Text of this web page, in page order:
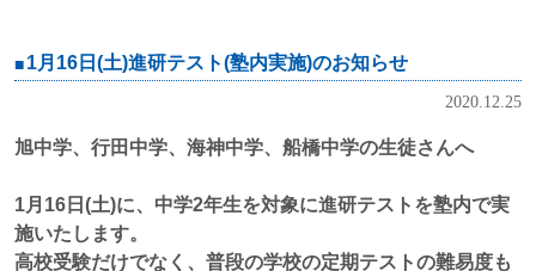
1月16日(土)進研テスト(塾内実施)のお知らせ
2020.12.25
旭中学、行田中学、海神中学、船橋中学の生徒さんへ
1月16日(土)に、中学2年生を対象に進研テストを塾内で実
施いたします。
高校受験だけでなく、普段の学校の定期テストの難易度も